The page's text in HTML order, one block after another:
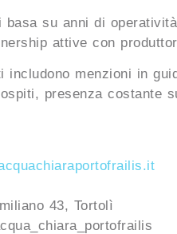
basa su anni di
attive con
includono menzioni in
presenza costante
43, Tortolì